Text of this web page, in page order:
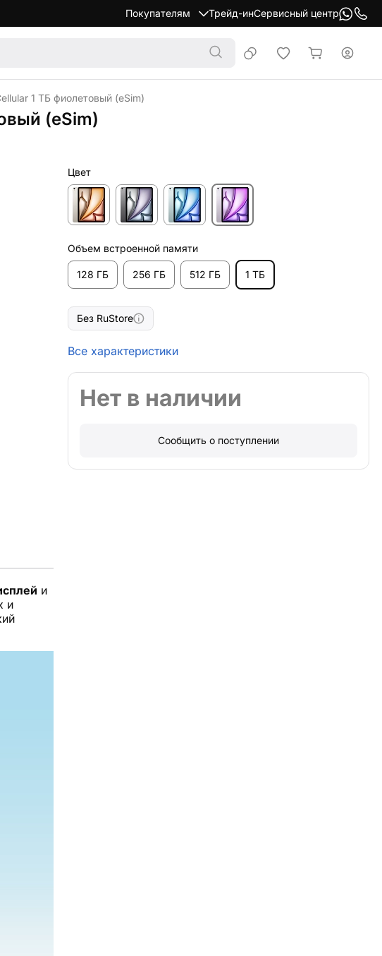
Покупателям Трейд-инСервисный центр
1 ТБ фиолетовый (eSim)
(eSim)
и
и
Цвет
Объем встроенной памяти
128 ГБ 256 ГБ 512 ГБ 1 ТБ
Без RuStore
Все характеристики
Нет в наличии
Сообщить о поступлении